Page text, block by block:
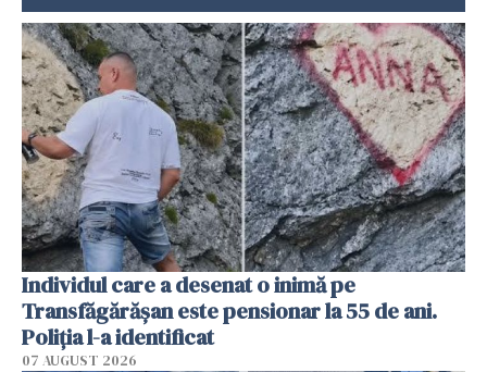
Individul care a desenat o inimă pe
Transfăgărășan este pensionar la 55 de ani.
Poliția l-a identificat
07 AUGUST 2026